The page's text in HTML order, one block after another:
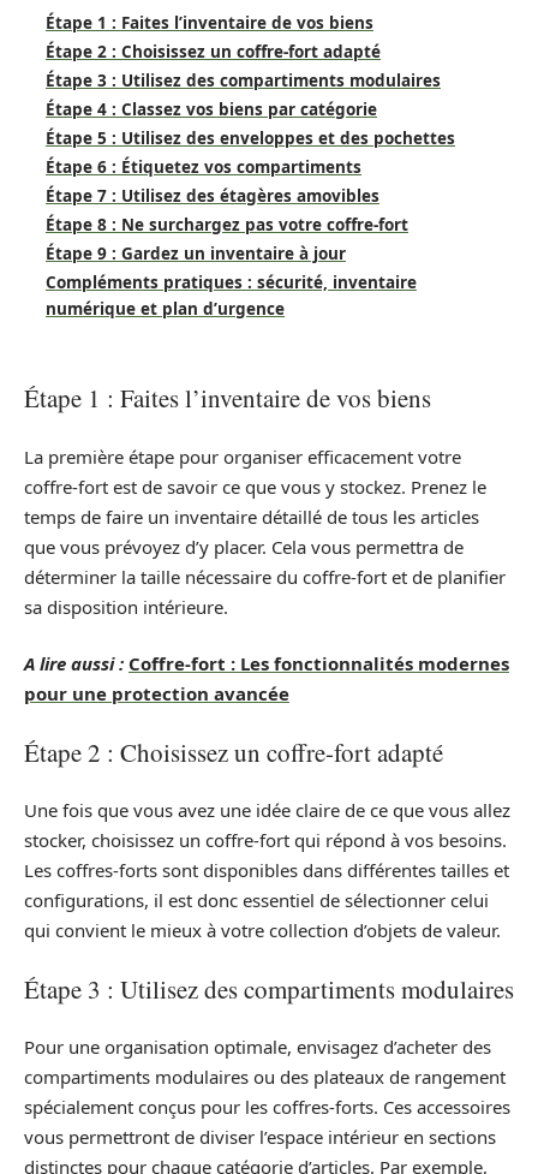
Étape 1 : Faites l’inventaire de vos biens
Étape 2 : Choisissez un coffre-fort adapté
Étape 3 : Utilisez des compartiments modulaires
Étape 4 : Classez vos biens par catégorie
Étape 5 : Utilisez des enveloppes et des pochettes
Étape 6 : Étiquetez vos compartiments
Étape 7 : Utilisez des étagères amovibles
Étape 8 : Ne surchargez pas votre coffre-fort
Étape 9 : Gardez un inventaire à jour
Compléments pratiques : sécurité, inventaire
numérique et plan d’urgence
Étape 1 : Faites l’inventaire de vos biens
La première étape pour organiser efficacement votre
coffre-fort est de savoir ce que vous y stockez. Prenez le
temps de faire un inventaire détaillé de tous les articles
que vous prévoyez d’y placer. Cela vous permettra de
déterminer la taille nécessaire du coffre-fort et de planifier
sa disposition intérieure.
A lire aussi : Coffre-fort : Les fonctionnalités modernes
pour une protection avancée
Étape 2 : Choisissez un coffre-fort adapté
Une fois que vous avez une idée claire de ce que vous allez
stocker, choisissez un coffre-fort qui répond à vos besoins.
Les coffres-forts sont disponibles dans différentes tailles et
configurations, il est donc essentiel de sélectionner celui
qui convient le mieux à votre collection d’objets de valeur.
Étape 3 : Utilisez des compartiments modulaires
Pour une organisation optimale, envisagez d’acheter des
compartiments modulaires ou des plateaux de rangement
spécialement conçus pour les coffres-forts. Ces accessoires
vous permettront de diviser l’espace intérieur en sections
distinctes pour chaque catégorie d’articles. Par exemple,